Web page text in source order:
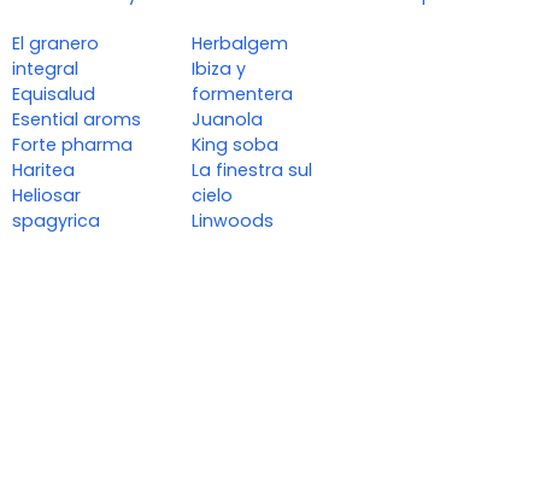
El granero
integral
Equisalud
Esential aroms
Forte pharma
Haritea
Heliosar
spagyrica
Herbalgem
Ibiza y
formentera
Juanola
King soba
La finestra sul
cielo
Linwoods